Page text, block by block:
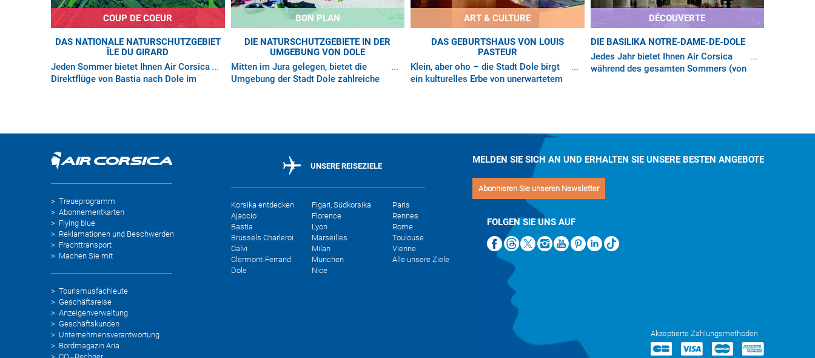
COUP DE COEUR
DAS NATIONALE NATURSCHUTZGEBIET
ÎLE DU GIRARD
Jeden Sommer bietet Ihnen Air Corsica
Direktflüge von Bastia nach Dole im
BON PLAN
DIE NATURSCHUTZGEBIETE IN DER
UMGEBUNG VON DOLE
Mitten im Jura gelegen, bietet die
Umgebung der Stadt Dole zahlreiche
ART & CULTURE
DAS GEBURTSHAUS VON LOUIS
PASTEUR
Klein, aber oho – die Stadt Dole birgt
ein kulturelles Erbe von unerwartetem
DÉCOUVERTE
DIE BASILIKA NOTRE-DAME-DE-DOLE
Jedes Jahr bietet Ihnen Air Corsica
während des gesamten Sommers (von
Treueprogramm
Abonnementkarten
Flying blue
Reklamationen und Beschwerden
Frachttransport
Machen Sie mit
Tourismusfachleute
Geschäftsreise
Anzeigenverwaltung
Geschäftskunden
Unternehmensverantwortung
Bordmagazin Aria
UNSERE REISEZIELE
Korsika entdecken
Ajaccio
Bastia
Brussels Charleroi
Calvi
Clermont-Ferrand
Dole
Figari, Südkorsika
Florence
Lyon
Marseilles
Milan
Munchen
Nice
Paris
Rennes
Rome
Toulouse
Vienne
Alle unsere Ziele
MELDEN SIE SICH AN UND ERHALTEN SIE UNSERE BESTEN ANGEBOTE
Abonnieren Sie unseren Newsletter
FOLGEN SIE UNS AUF
Akzeptierte Zahlungsmethoden